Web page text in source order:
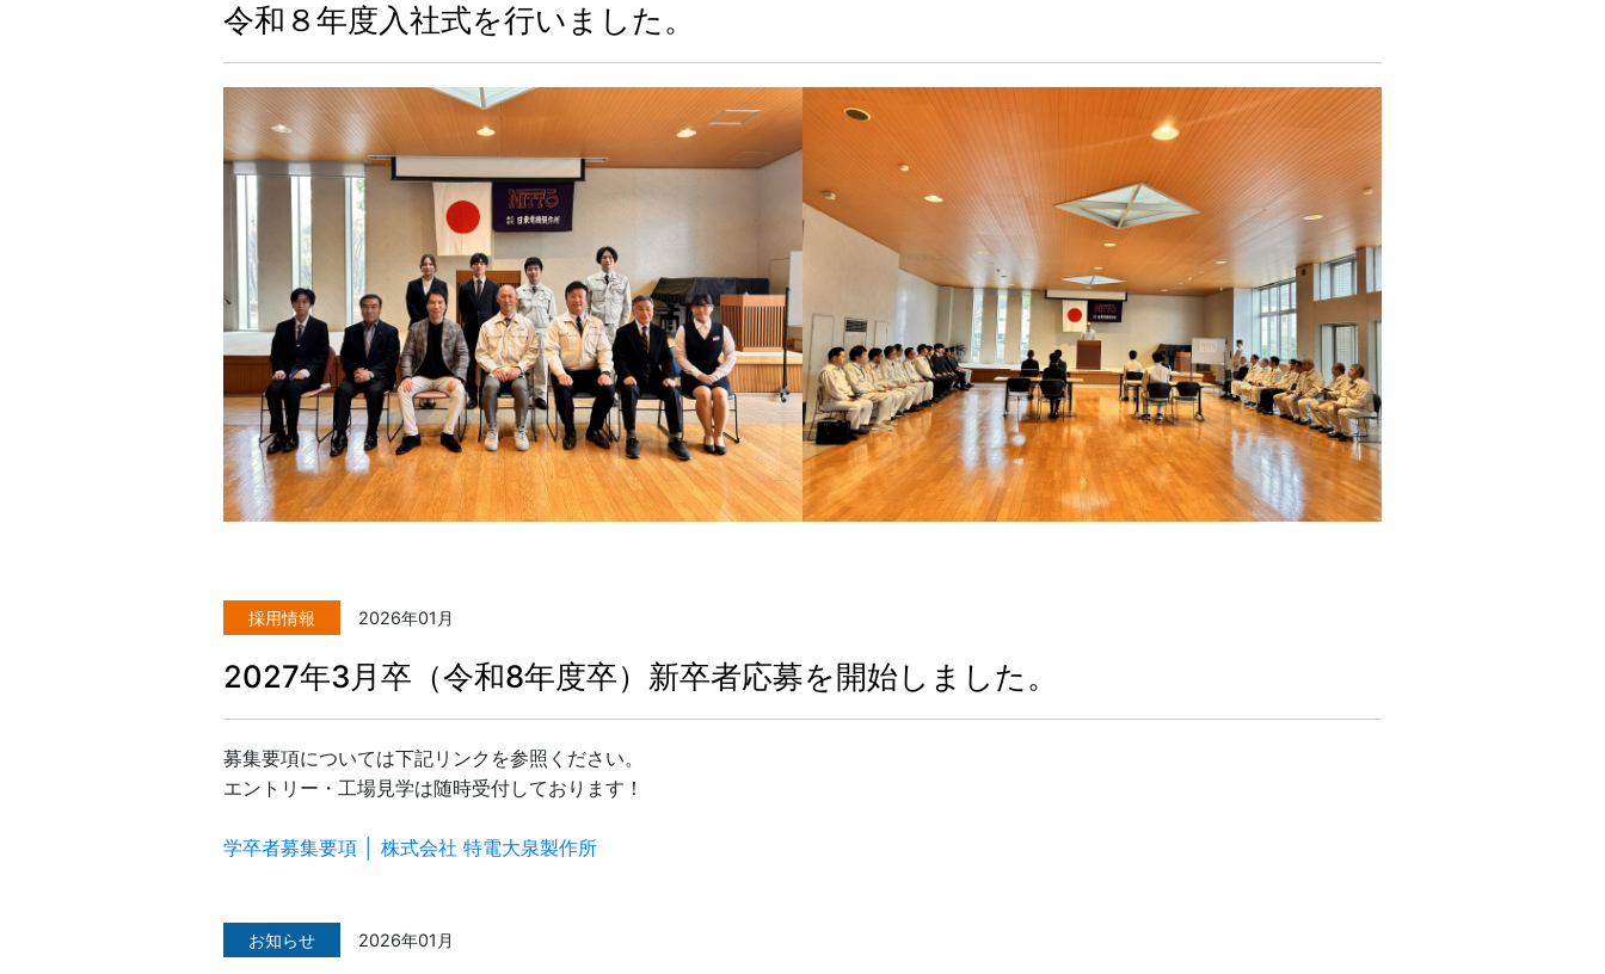
令和８年度入社式を行いました。
採用情報 2026年01月
2027年3月卒（令和8年度卒）新卒者応募を開始しました。
募集要項については下記リンクを参照ください。
エントリー・工場見学は随時受付しております！
学卒者募集要項 │ 株式会社 特電大泉製作所
お知らせ 2026年01月